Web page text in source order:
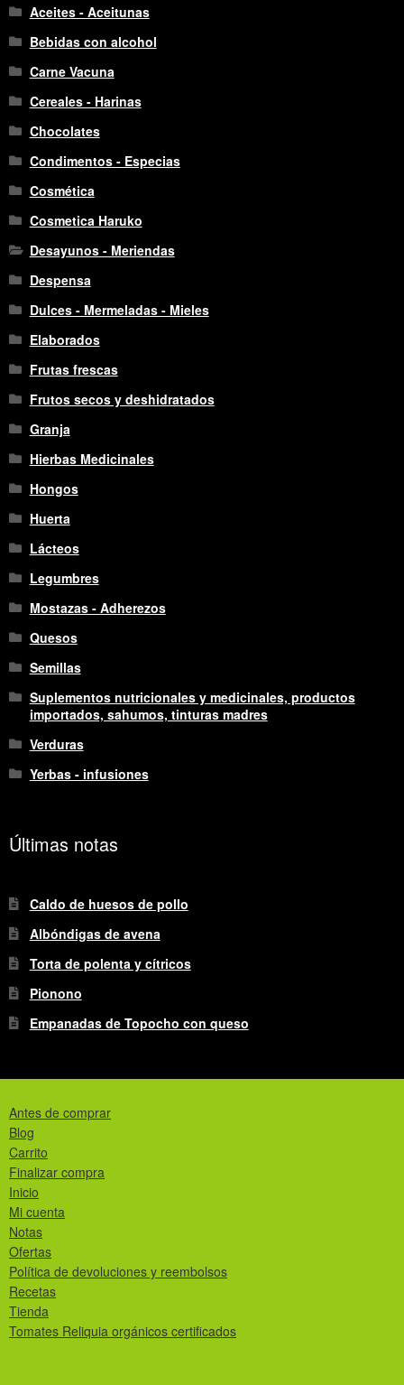
Aceites - Aceitunas
Bebidas con alcohol
Carne Vacuna
Cereales - Harinas
Chocolates
Condimentos - Especias
Cosmética
Cosmetica Haruko
Desayunos - Meriendas
Despensa
Dulces - Mermeladas - Mieles
Elaborados
Frutas frescas
Frutos secos y deshidratados
Granja
Hierbas Medicinales
Hongos
Huerta
Lácteos
Legumbres
Mostazas - Adherezos
Quesos
Semillas
Suplementos nutricionales y medicinales, productos
importados, sahumos, tinturas madres
Verduras
Yerbas - infusiones
Últimas notas
Caldo de huesos de pollo
Albóndigas de avena
Torta de polenta y cítricos
Pionono
Empanadas de Topocho con queso
Antes de comprar
Blog
Carrito
Finalizar compra
Inicio
Mi cuenta
Notas
Ofertas
Política de devoluciones y reembolsos
Recetas
Tienda
Tomates Reliquia orgánicos certificados